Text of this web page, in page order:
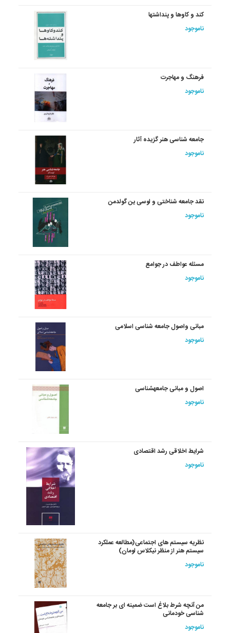
کند و کاوها و پنداشتها
ناموجود
فرهنگ و مهاجرت
ناموجود
جامعه شناسی هنر گزیده آثار
ناموجود
نقد جامعه شناختی و لوسی ین گولدمن
ناموجود
مسئله عواطف در جوامع
ناموجود
مبانی واصول جامعه شناسی اسلامی
ناموجود
اصول‏ و مبانی‏ جامعه‏شناسی‏
ناموجود
شرایط اخلاقی‏ رشد اقتصادی‏
ناموجود
نظریه سیستم های اجتماعی(مطالعه عملکرد
سیستم هنر از منظر نیکلاس لومان)
ناموجود
من آنچه شرط بلاغ است ضمینه ای بر جامعه
شناسی خودمانی
ناموجود